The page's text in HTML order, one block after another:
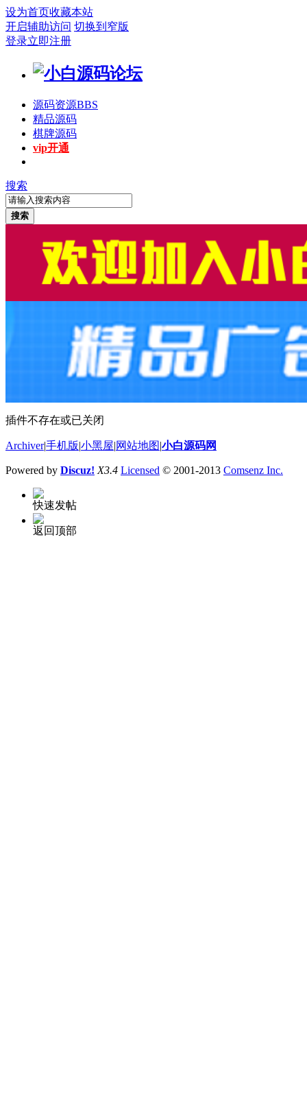
设为首页收藏本站
开启辅助访问 切换到窄版
登录立即注册
源码资源BBS
精品源码
棋牌源码
vip开通
搜索
搜索
插件不存在或已关闭
Archiver|手机版 小黑屋 网站地图 小白源码网
Powered by Discuz! X3.4 Licensed © 2001-2013 Comsenz Inc.
快速发帖
返回顶部